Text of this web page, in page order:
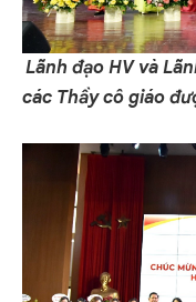
Lãnh đạo HV và
các Thầy cô giáo